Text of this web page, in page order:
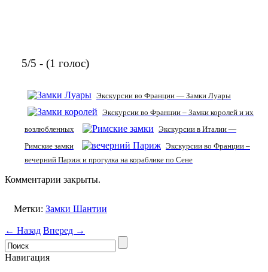
5/5 - (1 голос)
Экскурсии во Франции — Замки Луары
Экскурсии во Франции – Замки королей и их
возлюбленных
Экскурсии в Италии —
Римские замки
Экскурсии во Франции –
вечерний Париж и прогулка на кораблике по Сене
Комментарии закрыты.
Метки: Замки Шантии
← Назад Вперед →
Навигация